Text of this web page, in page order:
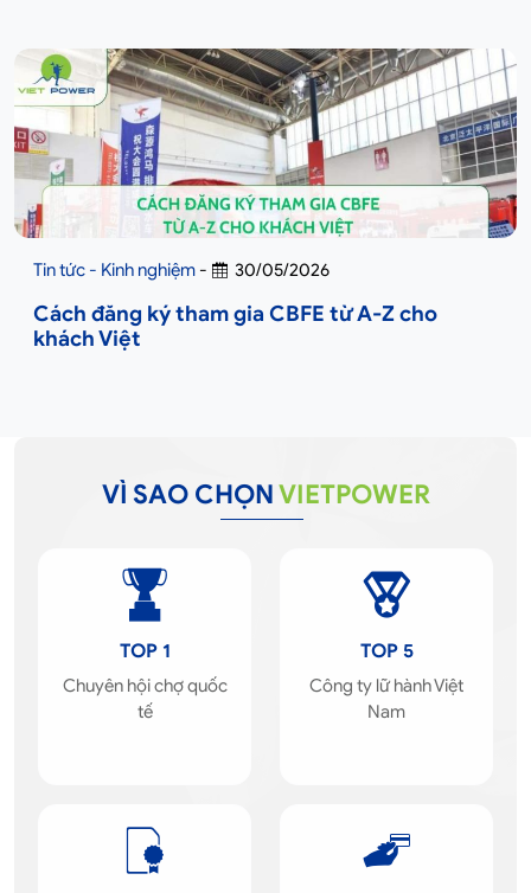
Tin tức - Kinh nghiệm - 30/05/2026
Cách đăng ký tham gia CBFE từ A-Z cho
khách Việt
VÌ SAO CHỌNVIETPOWER
TOP 1
Chuyên hội chợ quốc
tế
TOP 5
Công ty lữ hành Việt
Nam